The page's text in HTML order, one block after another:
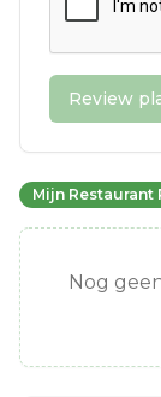
Review
Mijn Restaurant
Nog